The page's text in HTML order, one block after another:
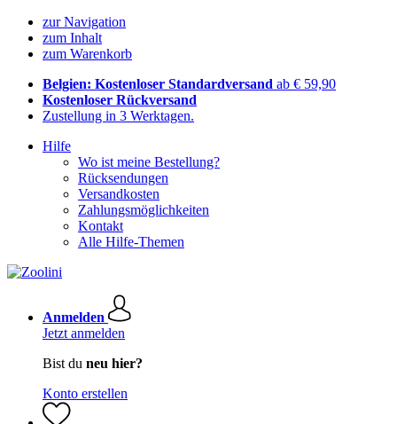
zur Navigation
zum Inhalt
zum Warenkorb
Belgien: Kostenloser Standardversand ab € 59,90
Kostenloser Rückversand
Zustellung in 3 Werktagen.
Hilfe
Wo ist meine Bestellung?
Rücksendungen
Versandkosten
Zahlungsmöglichkeiten
Kontakt
Alle Hilfe-Themen
Anmelden
Jetzt anmelden
Bist du neu hier?
Konto erstellen